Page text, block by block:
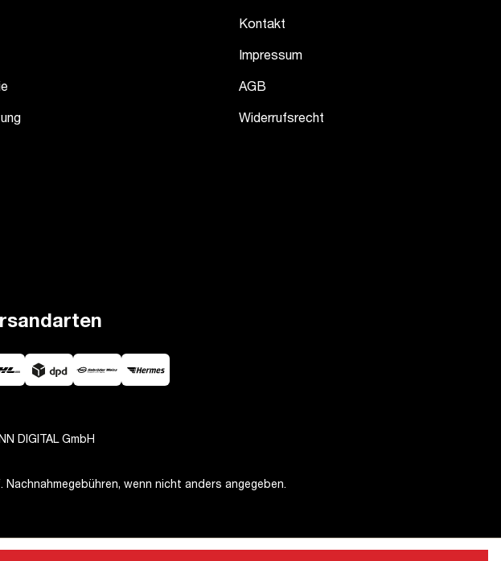
Kontakt
Impressum
AGB
Widerrufsrecht
DIGITAL GmbH
Nachnahmegebühren, wenn nicht anders angegeben.